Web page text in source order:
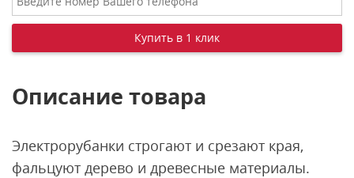
Описание товара
Электрорубанки строгают и срезают края,
фальцуют дерево и древесные материалы.